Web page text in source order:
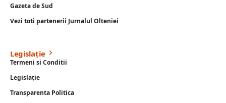
Gazeta de Sud
Vezi toti partenerii Jurnalul Olteniei
Legislație
Termeni si Conditii
Legislație
Transparenta Politica